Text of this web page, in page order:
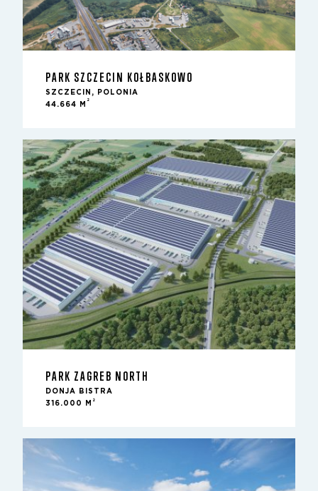
PARK SZCZECIN KOŁBASKOWO
SZCZECIN, POLONIA
44.664 M
2
PARK ZAGREB NORTH
DONJA BISTRA
316.000 M
2